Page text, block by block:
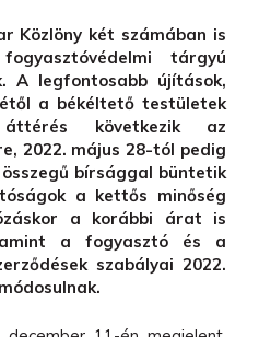
Közlöny két számában is
tárgyú
A legfontosabb újítások,
a békéltető testületek
következik az
2022. május 28-tól pedig
bírsággal büntetik
a kettős minőség
a korábbi árat is
a fogyasztó és a
szabályai 2022.